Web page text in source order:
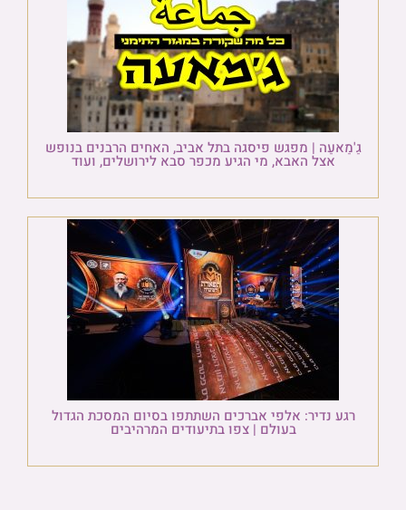
גַ'מַאעַה | מפגש פיסגה בתל אביב, האחים הרבנים בנופש
אצל האבא, מי הגיע מכפר סבא לירושלים, ועוד
רגע נדיר: אלפי אברכים השתתפו בסיום המסכת הגדול
בעולם | צפו בתיעודים המרהיבים